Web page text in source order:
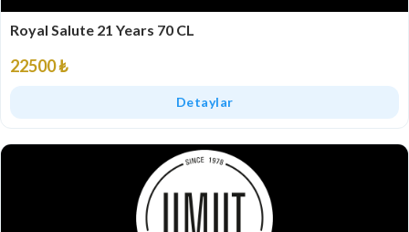
Royal Salute 21 Years 70 CL
22500 ₺
Detaylar